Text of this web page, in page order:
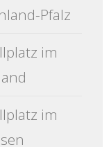
Pfalz
im
im